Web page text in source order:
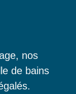
nos
de bains